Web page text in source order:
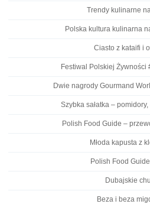
Trendy kulinarne
Polska kultura kulinarna
Ciasto z kataifi i
Festiwal Polskiej Żywności
Dwie nagrody Gourmand
Szybka sałatka –
Polish Food Guide –
Młoda kapusta z
Polish Food
Dubajskie
Beza i beza